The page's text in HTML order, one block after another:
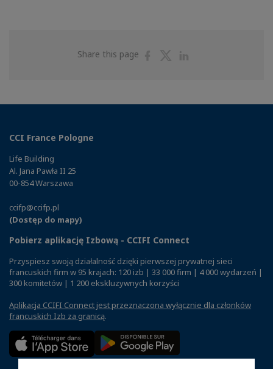
Share this page
ShareShare
CCI France Pologne
Life Building
Al. Jana Pawła II 25
00-854 Warszawa
ccifp@ccifp.pl
(Dostęp do mapy)
Pobierz aplikację Izbową - CCIFI Connect
Przyspiesz swoją działalność dzięki pierwszej prywatnej sieci
francuskich firm w 95 krajach: 120 izb | 33 000 firm | 4 000 wydarzeń |
300 komitetów | 1 200 ekskluzywnych korzyści
Aplikacja CCIFI Connect jest przeznaczona wyłącznie dla członków
francuskich Izb za granicą.